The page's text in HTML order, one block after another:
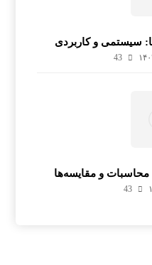
سیستمی و کاربردی
43
محاسبات و مقایسه‌ها
43